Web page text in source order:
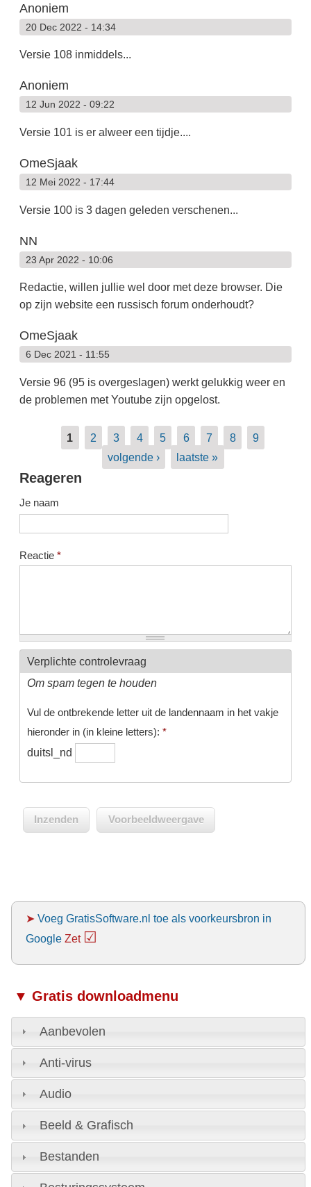
Anoniem
20 Dec 2022 - 14:34
Versie 108 inmiddels...
Anoniem
12 Jun 2022 - 09:22
Versie 101 is er alweer een tijdje....
OmeSjaak
12 Mei 2022 - 17:44
Versie 100 is 3 dagen geleden verschenen...
NN
23 Apr 2022 - 10:06
Redactie, willen jullie wel door met deze browser. Die
op zijn website een russisch forum onderhoudt?
OmeSjaak
6 Dec 2021 - 11:55
Versie 96 (95 is overgeslagen) werkt gelukkig weer en
de problemen met Youtube zijn opgelost.
Pagina's1 2 3 4 5 6 7 8
9
volgende ›
laatste »
Reageren
Je naam
Reactie *
Verplichte controlevraag
Om spam tegen te houden
Vul de ontbrekende letter uit de landennaam in het vakje
hieronder in (in kleine letters): *
duitsl_nd
➤ Voeg GratisSoftware.nl toe als voorkeursbron in
Google Zet ☑
▼ Gratis downloadmenu
Aanbevolen
Anti-virus
Audio
Beeld & Grafisch
Bestanden